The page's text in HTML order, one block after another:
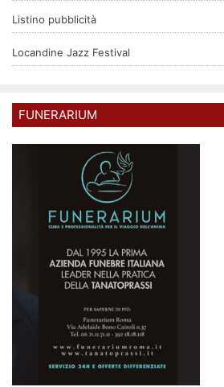
Listino pubblicità
Locandine Jazz Festival
FUNERARIUM